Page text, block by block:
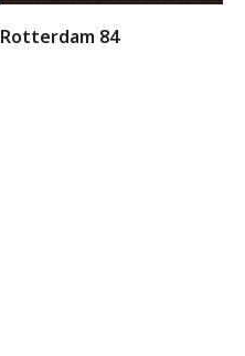
Rotterdam 84